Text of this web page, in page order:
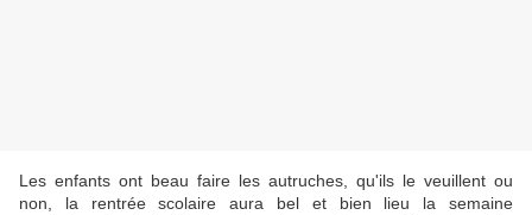
Les enfants ont beau faire les autruches, qu'ils le veuillent ou
non, la rentrée scolaire aura bel et bien lieu la semaine